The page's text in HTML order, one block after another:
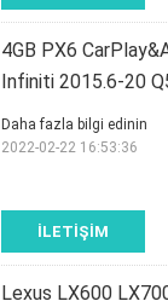
4GB PX6
Infiniti 2015.6-20
İLETIŞIM
Daha fazla bilgi edinin
2022-02-22 16:53:36
Lexus LX600